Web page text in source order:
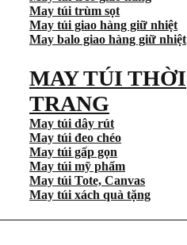
May túi trùm sọt
May túi giao hàng giữ nhiệt
May balo giao hàng giữ nhiệt
MAY TÚI THỜI
TRANG
May túi dây rút
May túi đeo chéo
May túi gấp gọn
May túi mỹ phẩm
May túi Tote, Canvas
May túi xách quà tặng